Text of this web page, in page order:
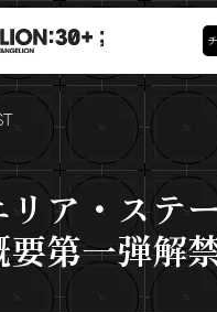
リア・ステ
第一弾解